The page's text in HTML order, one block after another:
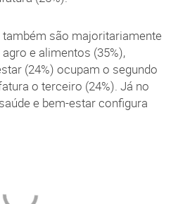
são majoritariamente
e alimentos (35%),
(24%) ocupam o segundo
o terceiro (24%). Já no
e bem-estar configura